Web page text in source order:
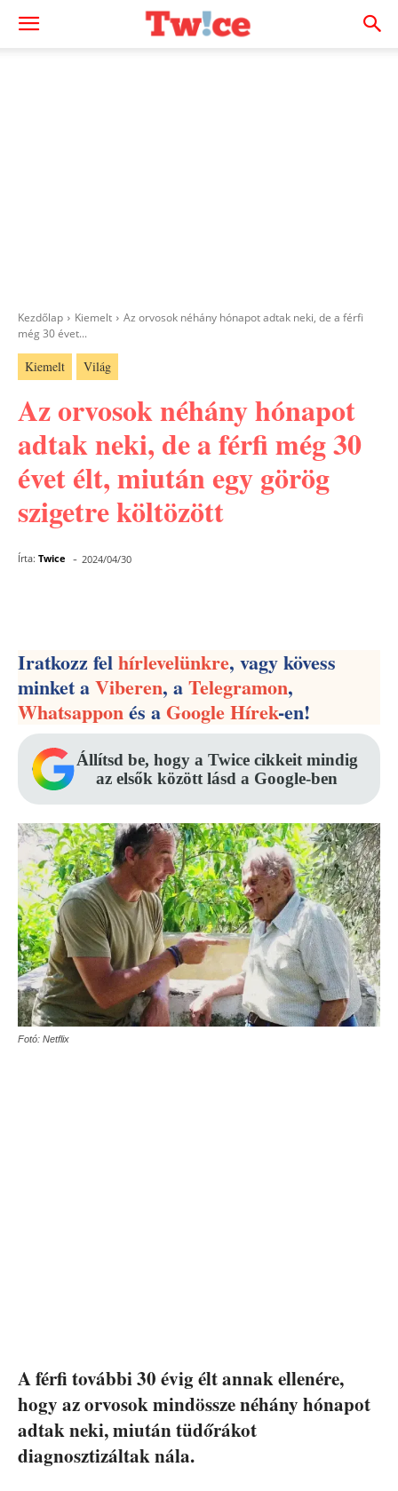
Kezdőlap Kiemelt
Az orvosok néhány hónapot adtak neki, de a férfi
még 30 évet...
Kiemelt Világ
Az orvosok néhány hónapot
adtak neki, de a férfi még 30
évet élt, miután egy görög
szigetre költözött
Írta: Twice - 2024/04/30
Iratkozz felhírlevelünkre, vagy kövess
minket aViberen, aTelegramon,
Whatsapponés aGoogle Hírek-en!
Állítsd be, hogy a Twice cikkeit mindig
az elsők között lásd a Google-ben
Fotó: Netflix
A férfi további 30 évig élt annak ellenére,
hogy az orvosok mindössze néhány hónapot
adtak neki, miután tüdőrákot
diagnosztizáltak nála.